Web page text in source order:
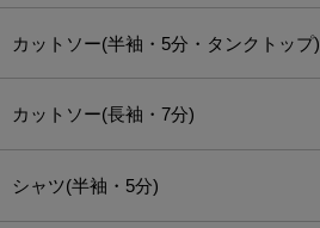
カットソー(半袖・5分・タンクトップ)
カットソー(長袖・7分)
シャツ(半袖・5分)